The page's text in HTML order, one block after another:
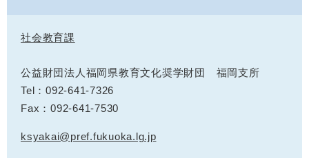
社会教育課
公益財団法人福岡県教育文化奨学財団 福岡支所
Tel：092-641-7326
Fax：092-641-7530
ksyakai@pref.fukuoka.lg.jp